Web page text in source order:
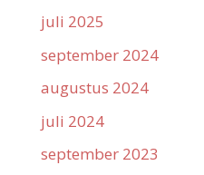
juli 2025
september 2024
augustus 2024
juli 2024
september 2023